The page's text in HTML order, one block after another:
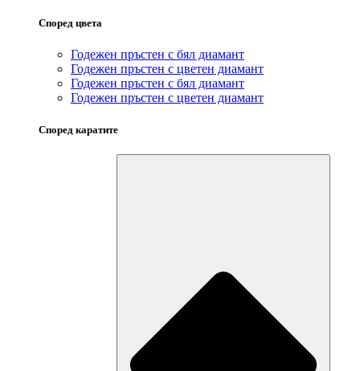
Според цвета
Годежен пръстен с бял диамант
Годежен пръстен с цветен диамант
Годежен пръстен с бял диамант
Годежен пръстен с цветен диамант
Според каратите